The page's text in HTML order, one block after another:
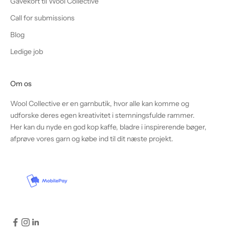
Call for submissions
Blog
Ledige job
Om os
Wool Collective er en garnbutik, hvor alle kan komme og
udforske deres egen kreativitet i stemningsfulde rammer.
Her kan du nyde en god kop kaffe, bladre i inspirerende bøger,
afprøve vores garn og købe ind til dit næste projekt.